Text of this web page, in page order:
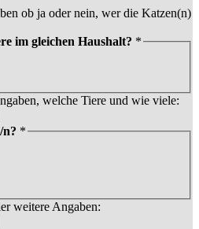
ob ja oder nein, wer die Katzen(n)
im gleichen Haushalt? *
welche Tiere und wie viele:
n? *
weitere Angaben: